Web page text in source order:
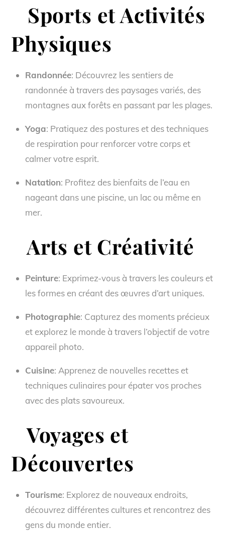
Sports et Activités
Physiques
Randonnée: Découvrez les sentiers de
randonnée à travers des paysages variés, des
montagnes aux forêts en passant par les plages.
Yoga: Pratiquez des postures et des techniques
de respiration pour renforcer votre corps et
calmer votre esprit.
Natation: Profitez des bienfaits de l’eau en
nageant dans une piscine, un lac ou même en
mer.
Arts et Créativité
Peinture: Exprimez-vous à travers les couleurs et
les formes en créant des œuvres d’art uniques.
Photographie: Capturez des moments précieux
et explorez le monde à travers l’objectif de votre
appareil photo.
Cuisine: Apprenez de nouvelles recettes et
techniques culinaires pour épater vos proches
avec des plats savoureux.
Voyages et
Découvertes
Tourisme: Explorez de nouveaux endroits,
découvrez différentes cultures et rencontrez des
gens du monde entier.